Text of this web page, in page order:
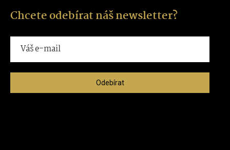
Chcete odebírat náš newsletter?
Odebírat